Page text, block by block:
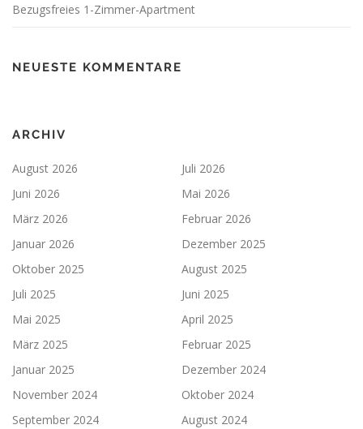
Bezugsfreies 1-Zimmer-Apartment
NEUESTE KOMMENTARE
ARCHIV
August 2026
Juli 2026
Juni 2026
Mai 2026
März 2026
Februar 2026
Januar 2026
Dezember 2025
Oktober 2025
August 2025
Juli 2025
Juni 2025
Mai 2025
April 2025
März 2025
Februar 2025
Januar 2025
Dezember 2024
November 2024
Oktober 2024
September 2024
August 2024